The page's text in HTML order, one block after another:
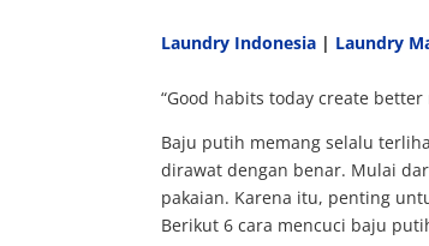
Laundry Indonesia | Laundry
“Good habits today create
Baju putih memang selalu
dirawat dengan benar. Mulai
pakaian. Karena itu, penting
Berikut 6 cara mencuci baju